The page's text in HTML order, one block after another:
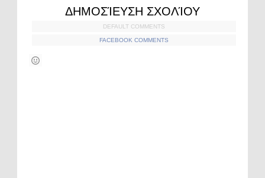
ΔΗΜΟΣΊΕΥΣΗ ΣΧΟΛΊΟΥ
DEFAULT COMMENTS
FACEBOOK COMMENTS